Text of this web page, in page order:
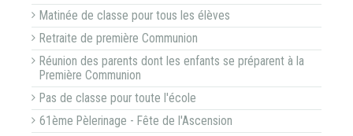
Matinée de classe pour tous les élèves
Retraite de première Communion
Réunion des parents dont les enfants se préparent à la
Première Communion
Pas de classe pour toute l'école
61ème Pèlerinage - Fête de l'Ascension